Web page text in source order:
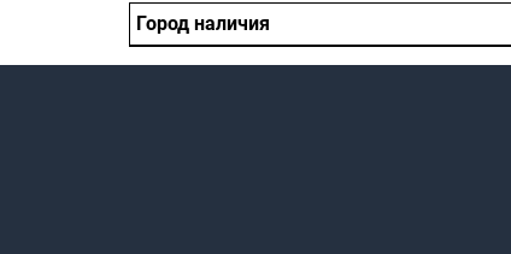
Город наличия